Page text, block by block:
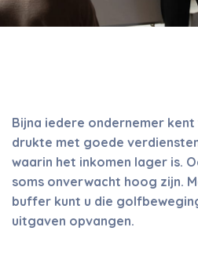
Bijna iedere ondernemer
drukte met goede
waarin het inkomen lager is.
soms onverwacht hoog zijn.
buffer kunt u die
uitgaven opvangen.